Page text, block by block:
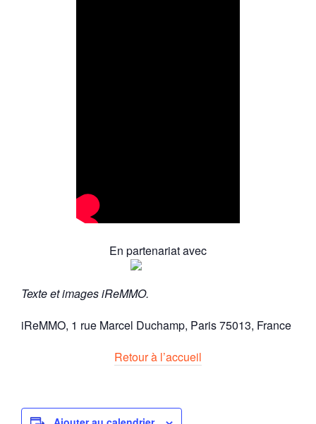
En partenariat avec
Texte et images iReMMO.
iReMMO, 1 rue Marcel Duchamp, Paris75013, France
Retour à l’accueil